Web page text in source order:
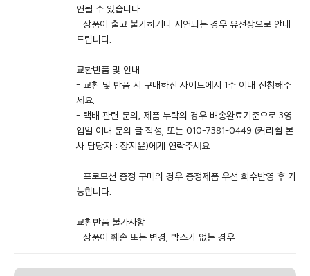
연될 수 있습니다.
- 상품이 출고 불가하거나 지연되는 경우 유선상으로 안내
드립니다.
교환반품 및 안내
- 교환 및 반품 시 구매하신 사이트에서 1주 이내 신청해주
세요.
- 택배 관련 문의, 제품 누락의 경우 배송완료기준으로 3영
업일 이내 문의 글 작성, 또는 010-7381-0449 (커리쉴 본
사 담당자 : 장지윤)에게 연락주세요.
- 프로모션 증정 구매의 경우 증정제품 우선 회수반영 후 가
능합니다.
교환반품 불가사항
- 상품이 훼손 또는 변경, 박스가 없는 경우